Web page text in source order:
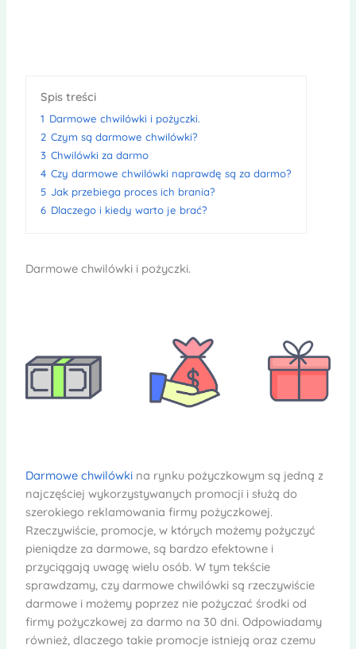
Spis treści
1 Darmowe chwilówki i pożyczki.
2 Czym są darmowe chwilówki?
3 Chwilówki za darmo
4 Czy darmowe chwilówki naprawdę są za darmo?
5 Jak przebiega proces ich brania?
6 Dlaczego i kiedy warto je brać?
Darmowe chwilówki i pożyczki.
Darmowe chwilówkina rynku pożyczkowym są jedną z
najczęściej wykorzystywanych promocji i służą do
szerokiego reklamowania firmy pożyczkowej.
Rzeczywiście, promocje, w których możemy pożyczyć
pieniądze za darmowe, są bardzo efektowne i
przyciągają uwagę wielu osób. W tym tekście
sprawdzamy, czy darmowe chwilówki są rzeczywiście
darmowe i możemy poprzez nie pożyczać środki od
firmy pożyczkowej za darmo na 30 dni. Odpowiadamy
również, dlaczego takie promocje istnieją oraz czemu